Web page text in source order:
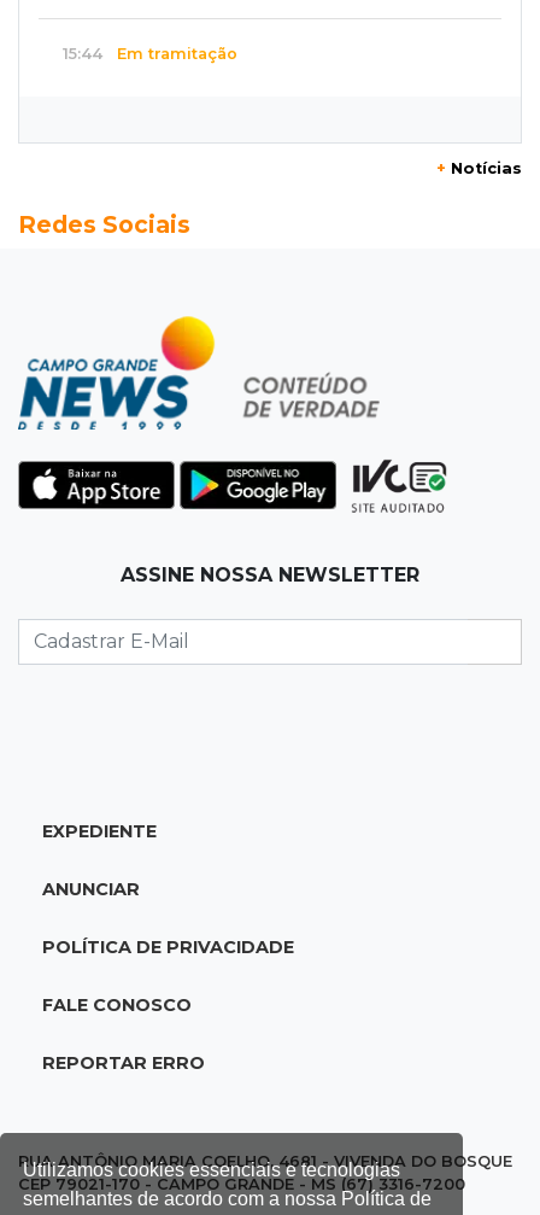
Utilizamos cookies essenciais e tecnologias
semelhantes de acordo com a nossa Política de
15:44 Em tramitação
Caminhão envolvido em acidente com 4
Pagará indenização
Homem que atacou ex com motosserra na
frente da filha é condenado
Rodamos 1.000 km com o Basalt; veja onde
ele mais surpreendeu
Luto na arquitetura
arquiteto dos projetos fora do comum
14:47"Acrodermo"
pesquisa da UFMS premiada no Paìs
14:38Liberadas
Justiça suspende punições do MEC a cursos de
que matou 4 pessoas ligadas a MS
+ Notícias
Redes Sociais
ASSINE NOSSA NEWSLETTER
EXPEDIENTE
ANUNCIAR
POLÍTICA DE PRIVACIDADE
FALE CONOSCO
REPORTAR ERRO
RUA ANTÔNIO MARIA COELHO, 4681 - VIVENDA DO BOSQUE
CEP 79021-170 - CAMPO GRANDE - MS (67) 3316-7200